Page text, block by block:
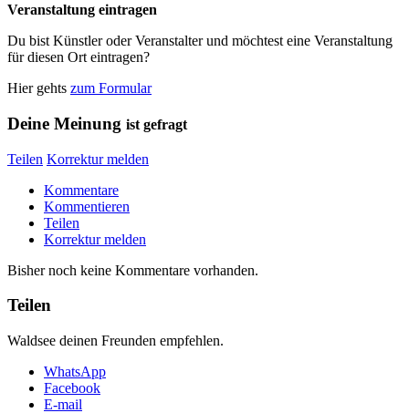
Veranstaltung eintragen
Du bist Künstler oder Veranstalter und möchtest eine Veranstaltung
für diesen Ort eintragen?
Hier gehts zum Formular
Deine Meinung ist gefragt
Teilen Korrektur melden
Kommentare
Kommentieren
Teilen
Korrektur melden
Bisher noch keine Kommentare vorhanden.
Teilen
Waldsee deinen Freunden empfehlen.
WhatsApp
Facebook
E-mail